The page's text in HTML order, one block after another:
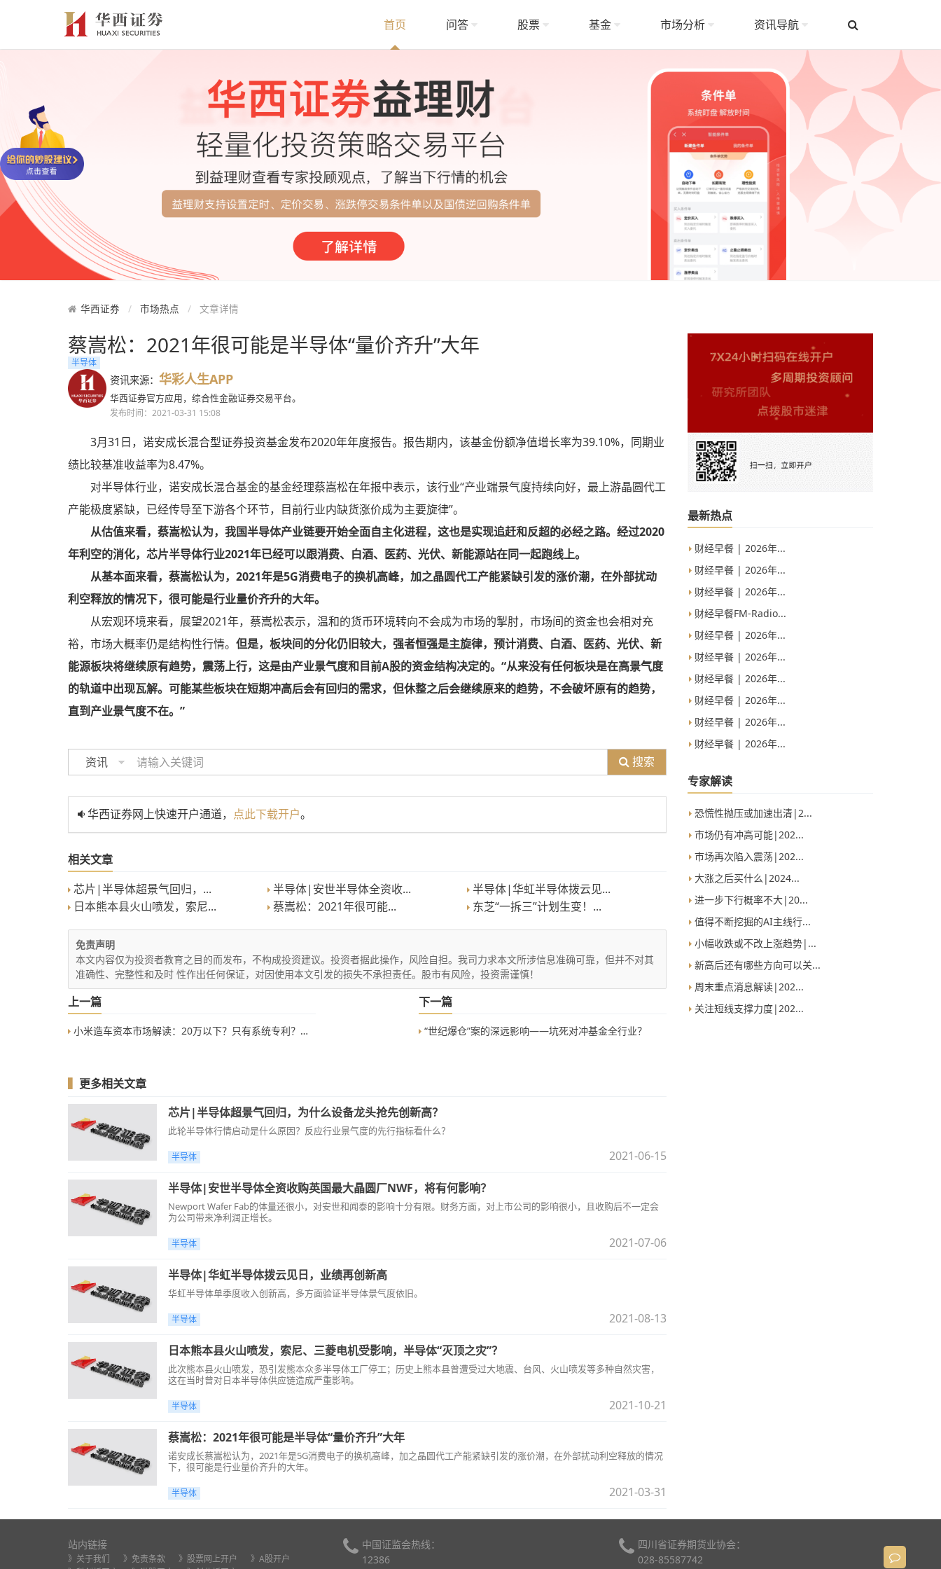
首页 问答 股票 基金 市场分析 资讯导航
华西证券 市场热点 文章详情
蔡嵩松：2021年很可能是半导体“量价齐升”大年
半导体
资讯来源： 华彩人生APP
华西证券官方应用，综合性金融证券交易平台。
发布时间：2021-03-31 15:08
3月31日，诺安成长混合型证券投资基金发布2020年年度报告。报告期内，该基金份额净值增长率为39.10%，同期业
绩比较基准收益率为8.47%。
对半导体行业，诺安成长混合基金的基金经理蔡嵩松在年报中表示，该行业“产业端景气度持续向好，最上游晶圆代工
产能极度紧缺，已经传导至下游各个环节，目前行业内缺货涨价成为主要旋律”。
从估值来看，蔡嵩松认为，我国半导体产业链要开始全面自主化进程，这也是实现追赶和反超的必经之路。经过2020
年利空的消化，芯片半导体行业2021年已经可以跟消费、白酒、医药、光伏、新能源站在同一起跑线上。
从基本面来看，蔡嵩松认为，2021年是5G消费电子的换机高峰，加之晶圆代工产能紧缺引发的涨价潮，在外部扰动
利空释放的情况下，很可能是行业量价齐升的大年。
从宏观环境来看，展望2021年，蔡嵩松表示，温和的货币环境转向不会成为市场的掣肘，市场间的资金也会相对充
裕，市场大概率仍是结构性行情。 但是，板块间的分化仍旧较大，强者恒强是主旋律，预计消费、白酒、医药、光伏、新
能源板块将继续原有趋势，震荡上行，这是由产业景气度和目前A股的资金结构决定的。“从来没有任何板块是在高景气度
的轨道中出现瓦解。可能某些板块在短期冲高后会有回归的需求，但休整之后会继续原来的趋势，不会破坏原有的趋势，
直到产业景气度不在。”
资讯 搜索
华西证券网上快速开户通道， 点此下载开户。
相关文章
芯片|半导体超景气回归，...
半导体|安世半导体全资收...
半导体|华虹半导体拨云见...
日本熊本县火山喷发，索尼...
蔡嵩松：2021年很可能... 东芝“一拆三”计划生变！...
免责声明
本文内容仅为投资者教育之目的而发布，不构成投资建议。投资者据此操作，风险自担。我司力求本文所涉信息准确可靠，但并不对其
准确性、完整性和及时 性作出任何保证，对因使用本文引发的损失不承担责任。股市有风险，投资需谨慎！
上一篇
小米造车资本市场解读：20万以下？只有系统专利？钱多都不是问题
下一篇
“世纪爆仓”案的深远影响——坑死对冲基金全行业？
更多相关文章
芯片|半导体超景气回归，为什么设备龙头抢先创新高？
此轮半导体行情启动是什么原因？反应行业景气度的先行指标看什么？
半导体 2021-06-15
半导体|安世半导体全资收购英国最大晶圆厂NWF，将有何影响？
Newport Wafer Fab的体量还很小，对安世和闻泰的影响十分有限。财务方面，对上市公司的影响很小，且收购后不一定会
为公司带来净利润正增长。
半导体 2021-07-06
半导体|华虹半导体拨云见日，业绩再创新高
华虹半导体单季度收入创新高，多方面验证半导体景气度依旧。
半导体 2021-08-13
日本熊本县火山喷发，索尼、三菱电机受影响，半导体“灭顶之灾”？
此次熊本县火山喷发，恐引发熊本众多半导体工厂停工；历史上熊本县曾遭受过大地震、台风、火山喷发等多种自然灾害，
这在当时曾对日本半导体供应链造成严重影响。
半导体 2021-10-21
蔡嵩松：2021年很可能是半导体“量价齐升”大年
诺安成长蔡嵩松认为，2021年是5G消费电子的换机高峰，加之晶圆代工产能紧缺引发的涨价潮，在外部扰动利空释放的情况
下，很可能是行业量价齐升的大年。
半导体 2021-03-31
最新热点
财经早餐 | 2026年...
财经早餐 | 2026年...
财经早餐 | 2026年...
财经早餐FM-Radio...
财经早餐 | 2026年...
财经早餐 | 2026年...
财经早餐 | 2026年...
财经早餐 | 2026年...
财经早餐 | 2026年...
财经早餐 | 2026年...
专家解读
恐慌性抛压或加速出清|2...
市场仍有冲高可能|202...
市场再次陷入震荡|202...
大涨之后买什么|2024...
进一步下行概率不大|20...
值得不断挖掘的AI主线行...
小幅收跌或不改上涨趋势|...
新高后还有哪些方向可以关...
周末重点消息解读|202...
关注短线支撑力度|202...
站内链接
》关于我们 》免责条款 》股票网上开户
》A股开户
中国证监会热线：
12386
四川省证券期货业协会：
028-85587742